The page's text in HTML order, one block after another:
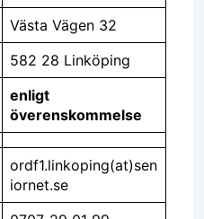
Västa Vägen 32
582 28 Linköping
enligt
överenskommelse
ordf1.linkoping(at)sen
iornet.se